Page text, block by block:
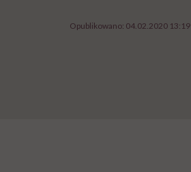
Opublikowano: 04.02.2020 13:19